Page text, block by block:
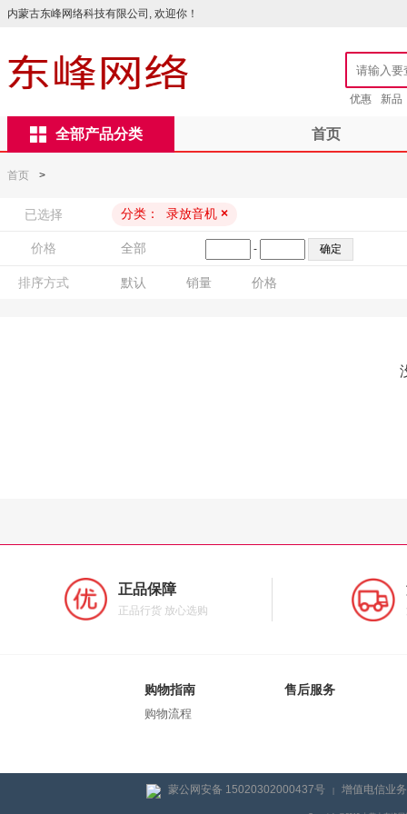
内蒙古东峰网络科技有限公司, 欢迎你！
优惠 新品
全部产品分类 首页
首页 >
已选择 分类： 录放音机 ×
价格 全部 -
排序方式 默认 销量 价格
正品保障
正品行货 放心选购
购物指南
购物流程
售后服务
蒙公网安备 15020302000437号 | 增值电信业